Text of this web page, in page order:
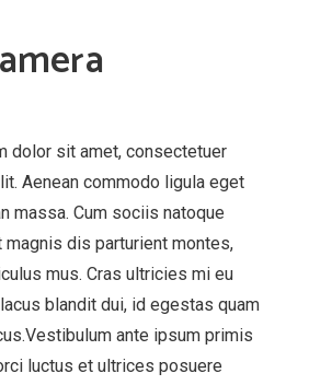
dolor sit amet, consectetuer
Aenean commodo ligula eget
massa. Cum sociis natoque
magnis dis parturient montes,
mus. Cras ultricies mi eu
blandit dui, id egestas quam
ante ipsum primis
luctus et ultrices posuere